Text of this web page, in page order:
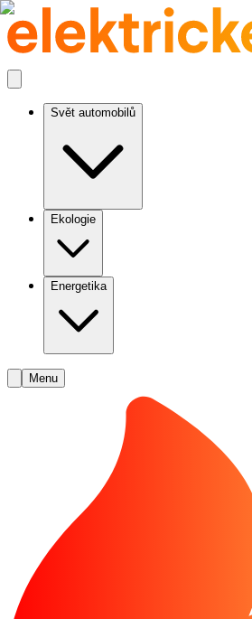
Svět automobilů
Ekologie
Energetika
Menu